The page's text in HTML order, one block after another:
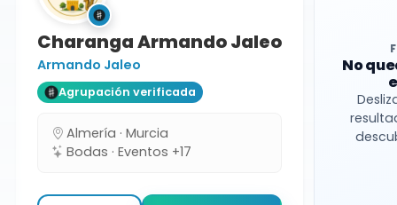
Charanga Armando Jaleo
Armando Jaleo
Agrupación verificada
Almería · Murcia
Bodas · Eventos +17
No